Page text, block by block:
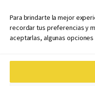
Para brindarte la mejor
recordar tus preferencias y
aceptarlas, algunas
Políticas de coedición
Atribuciones